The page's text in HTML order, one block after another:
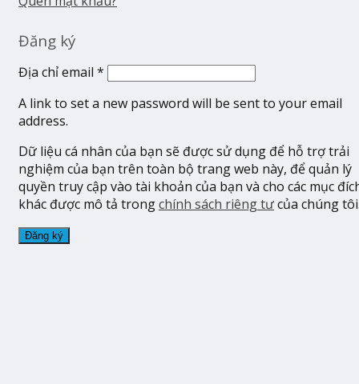
Đăng ký
Địa chỉ email *
A link to set a new password will be sent to your email
address.
Dữ liệu cá nhân của bạn sẽ được sử dụng để hỗ trợ trải
nghiệm của bạn trên toàn bộ trang web này, để quản lý
quyền truy cập vào tài khoản của bạn và cho các mục
khác được mô tả trongchính sách riêng tưcủa chúng
Đăng ký